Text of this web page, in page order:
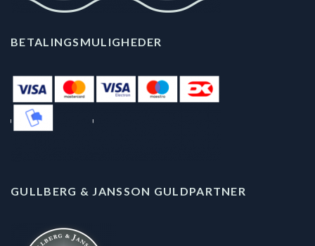
BETALINGSMULIGHEDER
GULLBERG & JANSSON GULDPARTNER